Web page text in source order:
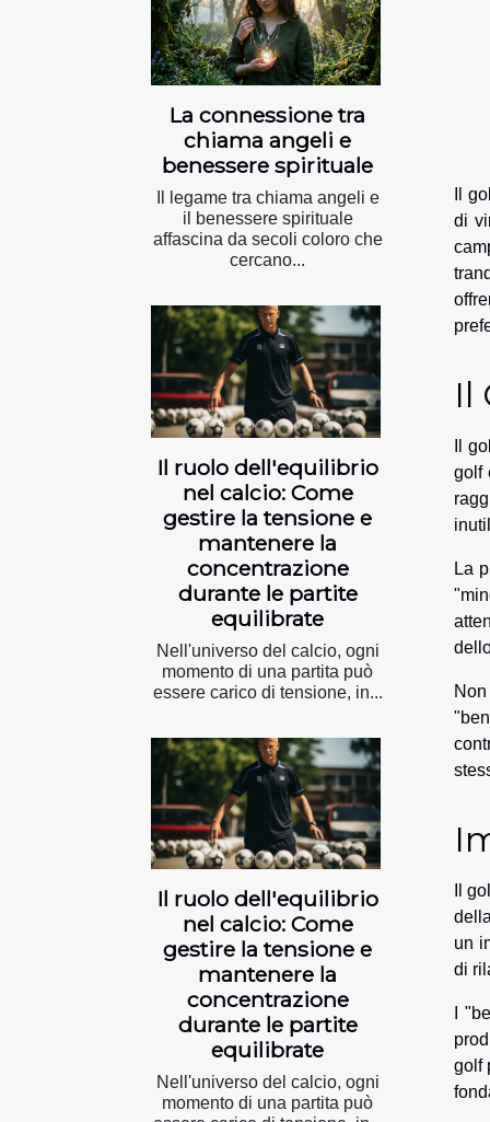
La connessione tra
chiama angeli e
benessere spirituale
Il legame tra chiama angeli e
il benessere spirituale
affascina da secoli coloro che
cercano...
Il ruolo dell'equilibrio
nel calcio: Come
gestire la tensione e
mantenere la
concentrazione
durante le partite
equilibrate
Nell'universo del calcio, ogni
momento di una partita può
essere carico di tensione, in...
Il ruolo dell'equilibrio
nel calcio: Come
gestire la tensione e
mantenere la
concentrazione
durante le partite
equilibrate
Nell'universo del calcio, ogni
momento di una partita può
Il
di
Il
Il
golf
La
Il
un
di
I
golf